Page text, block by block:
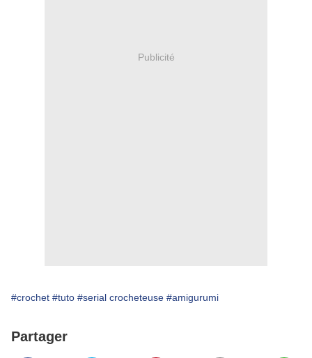
Publicité
#crochet #tuto #serial crocheteuse #amigurumi
Partager